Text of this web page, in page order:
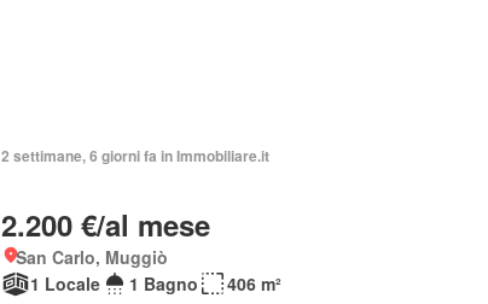
2 settimane, 6 giorni fa in Immobiliare.it
2.200 €/al mese
San Carlo, Muggiò
1 Locale
1 Bagno 406 m²